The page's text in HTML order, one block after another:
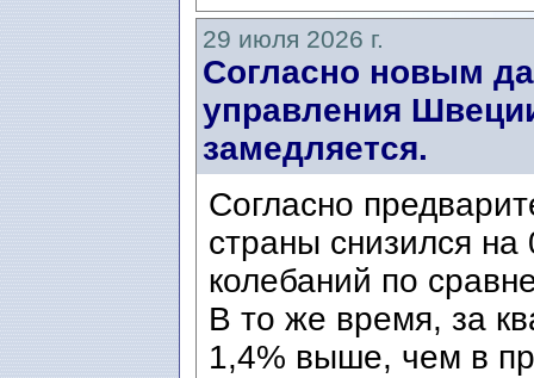
29 июля 2026 г.
Согласно новым
управления
замедляется.
Согласно
страны снизился
колебаний по
В то же время, за
1,4% выше, чем в